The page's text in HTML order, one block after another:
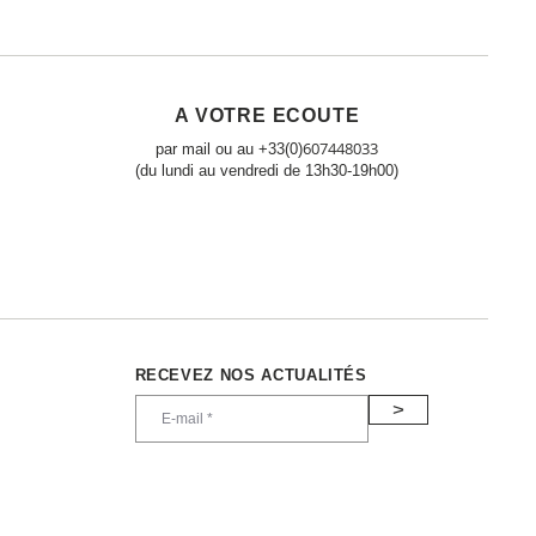
A VOTRE ECOUTE
par mail ou au +33(0)607448033
(du lundi au vendredi de 13h30-19h00)
RECEVEZ NOS ACTUALITÉS
>